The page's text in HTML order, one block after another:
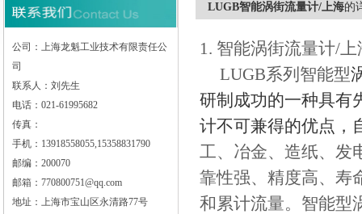
公司：上海龙魁工业技术有限责任公
司
联系人：刘先生
电话：021-61995682
传真：
手机：13918558055,15358831790
邮编：200070
邮箱：770800751@qq.com
地址：上海市宝山区永清路77号
LUGB智能涡街流量计/上海的
1. 智能涡街流量计/
LUGB系列智能型
研制成功的一种具有
计不可兼得的优点，
工、冶金、造纸、发
靠性强、精度高、寿
和累计流量。智能型